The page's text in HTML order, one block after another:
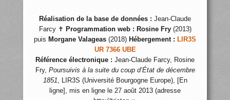
Réalisation de la base de données : Jean-Claude
Farcy ✝ Programmation web : Rosine Fry(2013)
puis Morgane Valageas (2018) Hébergement : LIR3S
UR 7366 UBE
Référence électronique : Jean-Claude Farcy, Rosine
Fry, Poursuivis à la suite du coup d’État de décembre
1851, LIR3S (Université Bourgogne Europe), [En
ligne], mis en ligne le 27 août 2013 (adresse